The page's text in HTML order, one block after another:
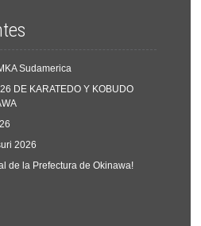
Sudamerica
DE KARATEDO Y KOBUDO
2026
de la Prefectura de Okinawa!